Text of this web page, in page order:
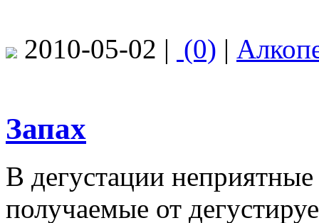
2010-05-02 | (0) |
Запах
В дегустации
получаемые от